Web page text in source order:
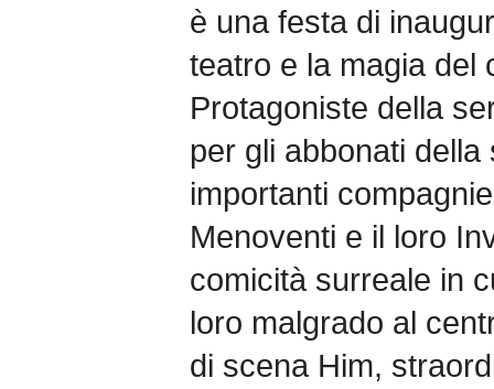
è una festa di
teatro e la magia del
Protagoniste della
per gli abbonati
importanti
Menoventi e il loro
comicità surreale in
loro malgrado al
di scena Him,